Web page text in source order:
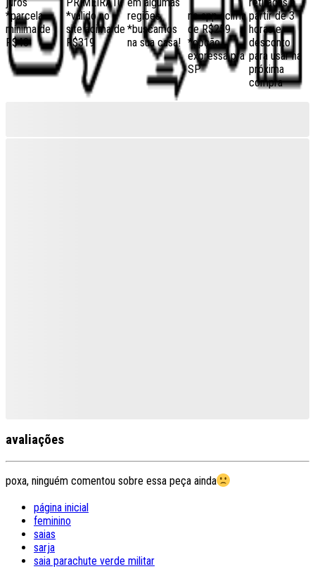
*parcela
mínima de
R$40
*válido no
site acima de
R$319
regiões,
*buscamos
na sua casa!
no app acima
de R$259
*opção
expressa pra
SP
partir de 3
horas e
desconto
para usar na
próxima
compra
avaliações
poxa, ninguém comentou sobre essa peça ainda
página inicial
feminino
saias
sarja
saia parachute verde militar